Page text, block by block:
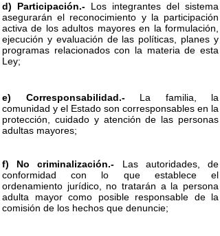
f) No criminalización.- Las autoridades, de
conformidad con lo que establece el
ordenamiento jurídico, no tratarán a la persona
adulta mayor como posible responsable de la
comisión de los hechos que denuncie;
e) Corresponsabilidad.-La familia, la
comunidad y el Estado son corresponsables en la
protección, cuidado y atención de las personas
adultas mayores;
d) Participación.- Los integrantes del sistema
asegurarán el reconocimiento y la participación
activa de los adultos mayores en la formulación,
ejecución y evaluación de las políticas, planes y
programas relacionados con la materia de esta
Ley;